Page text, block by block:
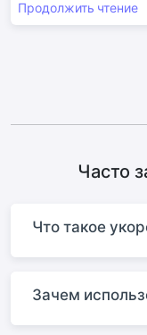
Продолжить чтение
Часто
Что такое
Зачем